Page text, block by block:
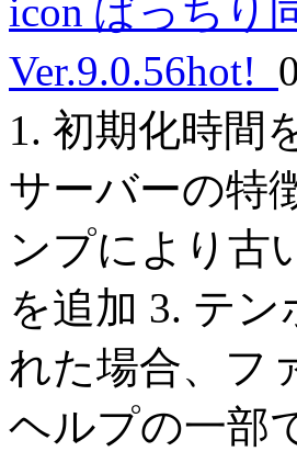
ばっちり
Ver.9.0.56hot!
1. 初期化時間
サーバーの特
ンプにより古
を追加 3. テ
れた場合、フ
ヘルプの一部